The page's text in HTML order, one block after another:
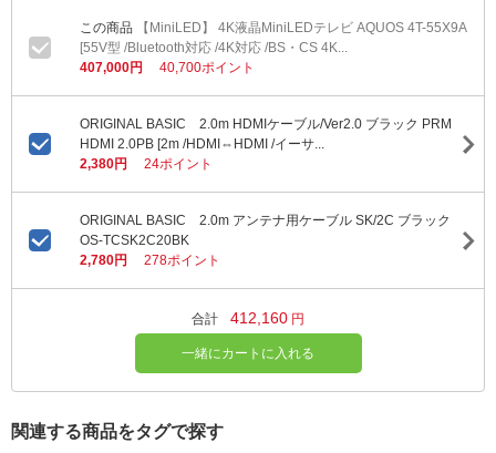
【MiniLED】 4K液晶MiniLEDテレビ AQUOS 4T-55X9A
[55V型 /Bluetooth対応 /4K対応 /BS・CS 4K...
407,000円
40,700ポイント
ORIGINAL BASIC 2.0m HDMIケーブル/Ver2.0 ブラック PRM
HDMI 2.0PB [2m /HDMI⇔HDMI /イーサ...
2,380円
24ポイント
ORIGINAL BASIC 2.0m アンテナ用ケーブル SK/2C ブラック
OS-TCSK2C20BK
2,780円
278ポイント
合計 412,160 円
一緒にカートに入れる
関連する商品をタグで探す